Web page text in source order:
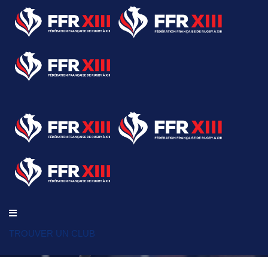
TROUVER UN CLUB